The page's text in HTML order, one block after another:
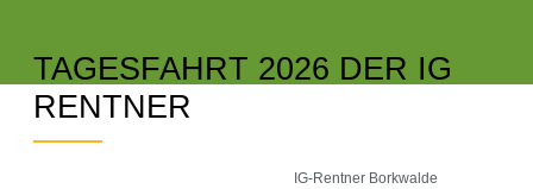
TAGESFAHRT 2026 DER IG
RENTNER
IG-Rentner Borkwalde